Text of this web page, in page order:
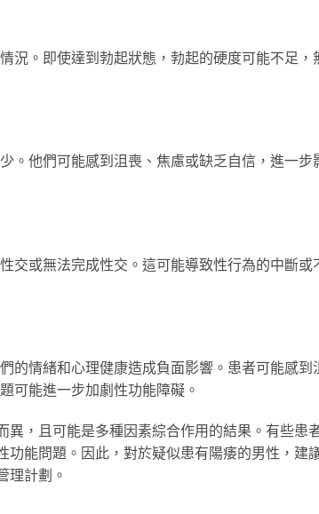
況。即使達到勃起狀態，勃起的硬度可能不足，
。他們可能感到沮喪、焦慮或缺乏自信，進一步
交或無法完成性交。這可能導致性行為的中斷或
的情緒和心理健康造成負面影響。患者可能感到
可能進一步加劇性功能障礙。
，且可能是多種因素綜合作用的結果。有些患
能問題。因此，對於疑似患有陽痿的男性，建
理計劃。